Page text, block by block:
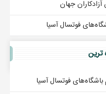
جهان
فوتسال آسیا
ترين
فوتسال آسیا